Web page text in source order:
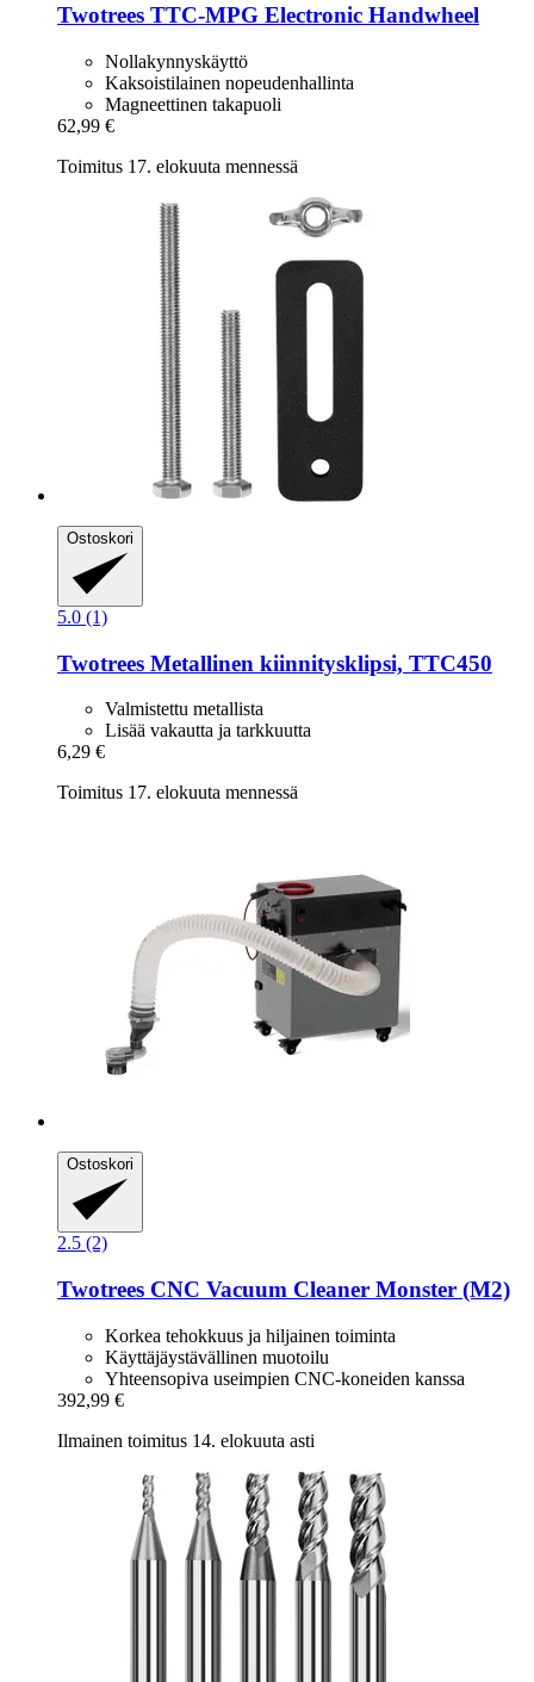
Twotrees TTC-​MPG Electronic Handwheel
Nollakynnyskäyttö
Kaksoistilainen nopeudenhallinta
Magneettinen takapuoli
62,99 €
Toimitus 17. elokuuta mennessä
Ostoskori
5.0 (1)
Twotrees Metallinen kiinnitysklipsi, TTC450
Valmistettu metallista
Lisää vakautta ja tarkkuutta
6,29 €
Toimitus 17. elokuuta mennessä
Ostoskori
2.5 (2)
Twotrees CNC Vacuum Cleaner Monster (M2)
Korkea tehokkuus ja hiljainen toiminta
Käyttäjäystävällinen muotoilu
Yhteensopiva useimpien CNC-koneiden kanssa
392,99 €
Ilmainen toimitus 14. elokuuta asti